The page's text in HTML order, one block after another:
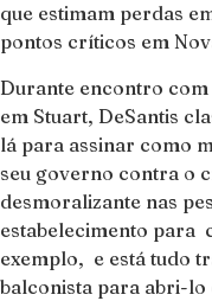
que estimam perdas
pontos críticos em
Durante encontro com
em Stuart, DeSantis
lá para assinar como
seu governo contra o
desmoralizante nas
estabelecimento para
exemplo, e está tudo
balconista para abri-lo